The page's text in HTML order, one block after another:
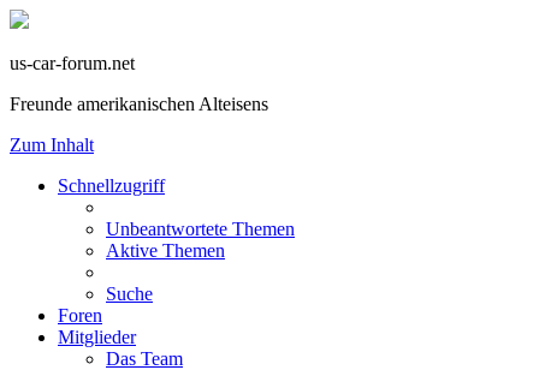
us-car-forum.net
Freunde amerikanischen Alteisens
Zum Inhalt
Schnellzugriff
Unbeantwortete Themen
Aktive Themen
Suche
Foren
Mitglieder
Das Team